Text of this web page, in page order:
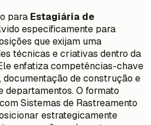
para Estagiária de
especificamente para
que exijam uma
técnicas e criativas dentro da
enfatiza competências-chave
de construção e
departamentos. O formato
Sistemas de Rastreamento
estrategicamente